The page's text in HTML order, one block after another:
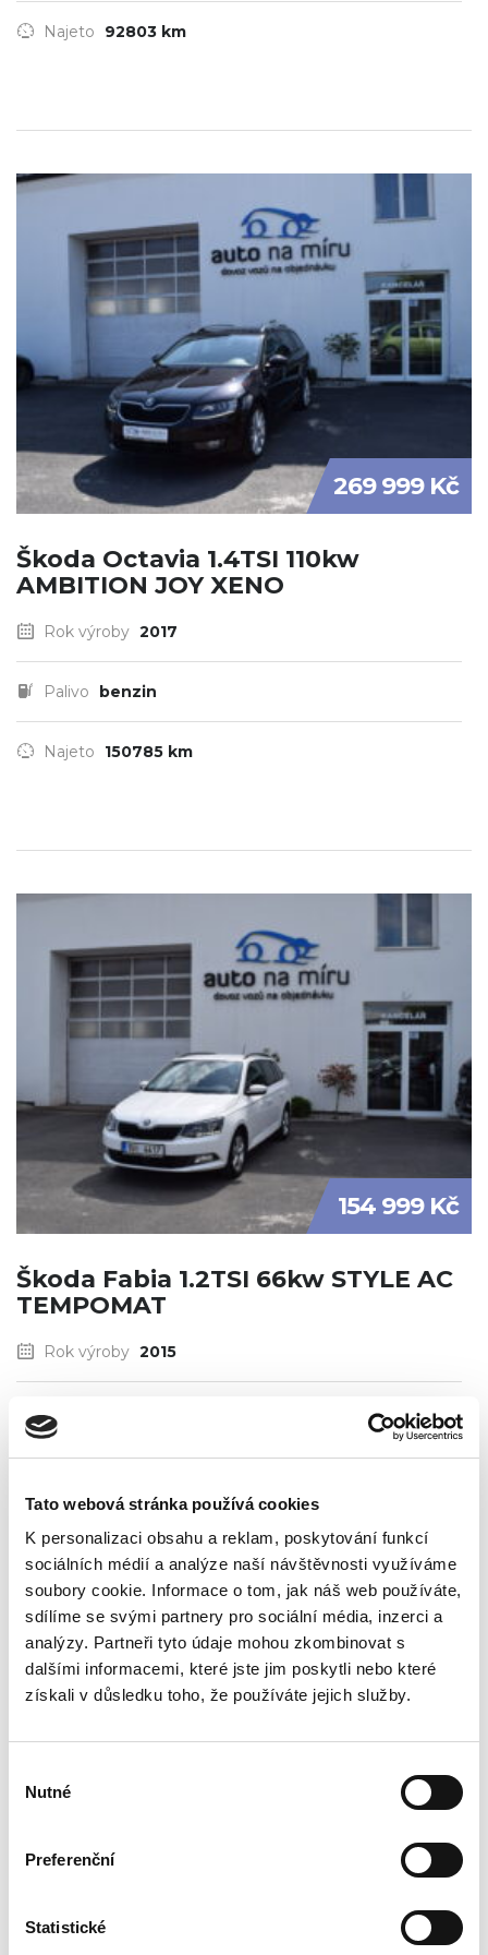
Tato webová stránka používá cookies
K personalizaci obsahu a reklam, poskytování funkcí
sociálních médií a analýze naší návštěvnosti využíváme
soubory cookie. Informace o tom, jak náš web používáte,
sdílíme se svými partnery pro sociální média, inzerci a
analýzy. Partneři tyto údaje mohou zkombinovat s
dalšími informacemi, které jste jim poskytli nebo které
získali v důsledku toho, že používáte jejich služby.
souhlasu
Nutné
Preferenční
Statistické
Najeto 92803 km
269 999 Kč
Škoda Octavia 1.4TSI 110kw
AMBITION JOY XENO
Rok výroby 2017
Palivo benzin
Najeto 150785 km
154 999 Kč
Škoda Fabia 1.2TSI 66kw STYLE AC
TEMPOMAT
Rok výroby 2015
Palivo
274 999 Kč